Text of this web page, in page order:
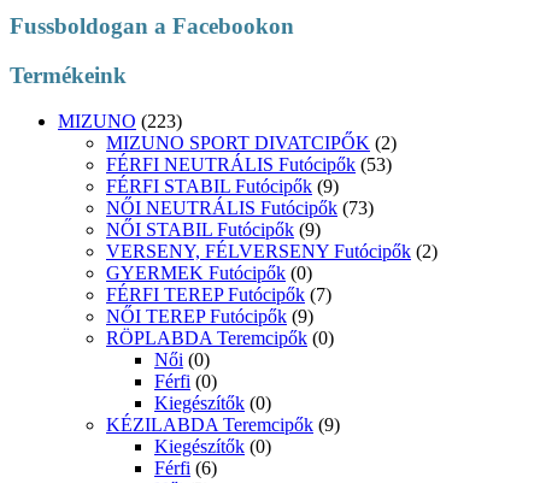
Fussboldogan a Facebookon
Termékeink
MIZUNO (223)
MIZUNO SPORT DIVATCIPŐK (2)
FÉRFI NEUTRÁLIS Futócipők (53)
FÉRFI STABIL Futócipők (9)
NŐI NEUTRÁLIS Futócipők (73)
NŐI STABIL Futócipők (9)
VERSENY, FÉLVERSENY Futócipők (2)
GYERMEK Futócipők (0)
FÉRFI TEREP Futócipők (7)
NŐI TEREP Futócipők (9)
RÖPLABDA Teremcipők (0)
Női (0)
Férfi (0)
Kiegészítők (0)
KÉZILABDA Teremcipők (9)
Kiegészítők (0)
Férfi (6)